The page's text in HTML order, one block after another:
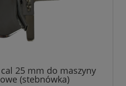
25 mm do maszyny
(stebnówka)